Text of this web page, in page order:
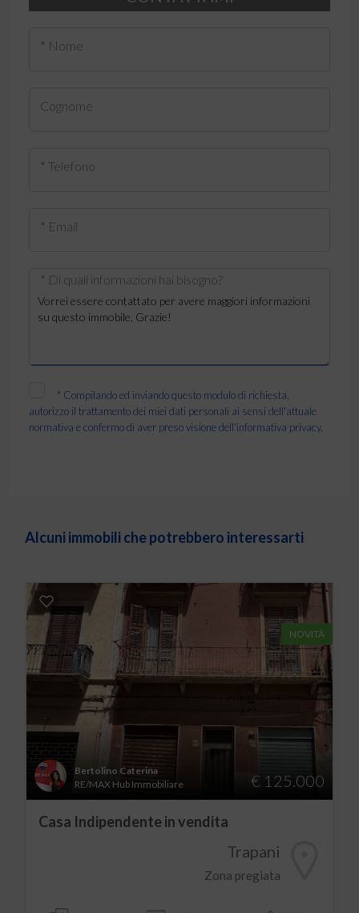
* Nome
Cognome
* Telefono
* Email
* Di quali informazioni hai bisogno?
* Compilando ed inviando questo modulo di richiesta,
autorizzo il trattamento dei miei dati personali ai sensi dell'attuale
normativa e confermo di aver preso visione dell'informativa privacy.
Alcuni immobili che potrebbero interessarti
NOVITÀ
Bertolino Caterina
RE/MAX Hub Immobiliare
€ 125.000
Casa Indipendente in vendita
Trapani
Zona pregiata